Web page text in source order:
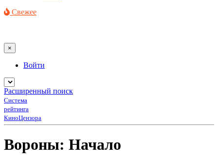
Свежее
×
Войти
Расширенный поиск
Система
рейтинга
КиноЦензора
Вороны: Начало